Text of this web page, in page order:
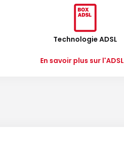
Technologie ADSL
En savoir plus sur l'ADSL